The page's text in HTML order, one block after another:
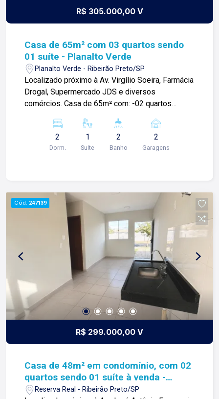
R$ 305.000,00 V
Casa de 65m² com 03 quartos sendo
01 suíte - Planalto Verde
Planalto Verde - Ribeirão Preto/SP
Localizado próximo à Av. Virgílio Soeira, Farmácia
Drogal, Supermercado JDS e diversos
comércios. Casa de 65m² com: -02 quartos
-01 banheiro social; -02 vagas de garagem; Para
mais informações e agendar visita, entre em
contato. Lago é RELACIONAMENTO! Desde 1987
com nossos proprietários e clientes. Somos uma
imobiliária que equilibra a tradicionalidade com o
arrojo e a força comercial da atualidade. A Lago é
sua principal imobiliária em Ribeirão Preto!
2
Dorm.
1
Suite
2
Banho
2
Garagens
Cód. 247139
R$ 299.000,00 V
Casa de 48m² em condomínio, com 02
quartos sendo 01 suíte à venda -
Reserva Real
Reserva Real - Ribeirão Preto/SP